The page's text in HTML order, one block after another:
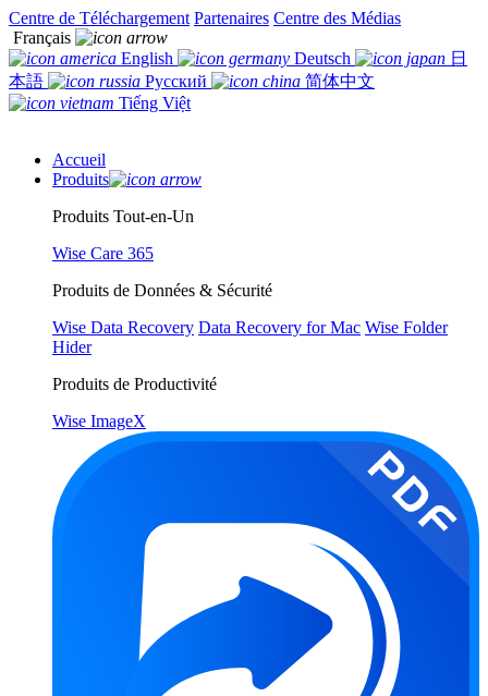
Centre de Téléchargement Partenaires Centre des Médias
Français
English
Deutsch
日
本語
Русский
简体中文
Tiếng Việt
Accueil
Produits
Produits Tout-en-Un
Wise Care 365
Produits de Données & Sécurité
Wise Data Recovery Data Recovery for Mac Wise Folder
Hider
Produits de Productivité
Wise ImageX